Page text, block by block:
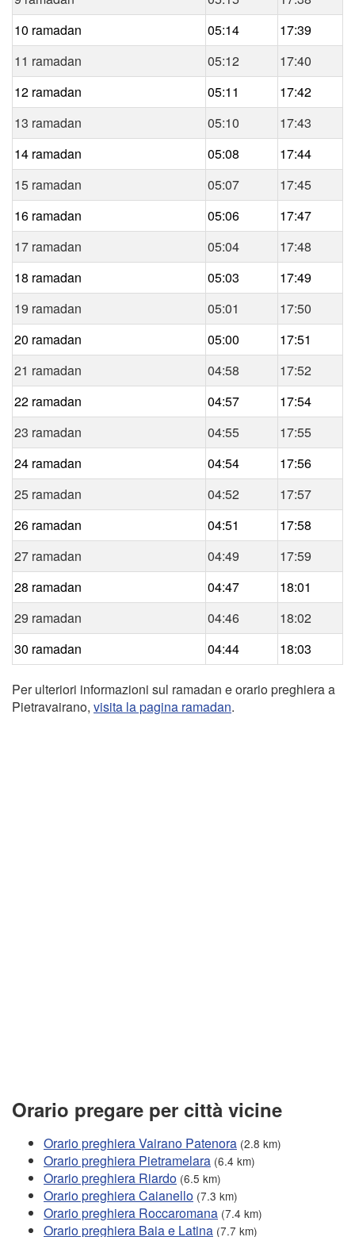
10 ramadan
05:14
17:39
11 ramadan
05:12
17:40
12 ramadan
05:11
17:42
13 ramadan
05:10
17:43
14 ramadan
05:08
17:44
15 ramadan
05:07
17:45
16 ramadan
05:06
17:47
17 ramadan
05:04
17:48
18 ramadan
05:03
17:49
19 ramadan
05:01
17:50
20 ramadan
05:00
17:51
21 ramadan
04:58
17:52
22 ramadan
04:57
17:54
23 ramadan
04:55
17:55
24 ramadan
04:54
17:56
25 ramadan
04:52
17:57
26 ramadan
04:51
17:58
27 ramadan
04:49
17:59
28 ramadan
04:47
18:01
29 ramadan
04:46
18:02
30 ramadan
04:44 18:03
Per ulteriori informazioni sul ramadan e orario preghiera a
Pietravairano, visita la pagina ramadan.
Orario pregare per città vicine
Orario preghiera Vairano Patenora (2.8 km)
Orario preghiera Pietramelara (6.4 km)
Orario preghiera Riardo (6.5 km)
Orario preghiera Caianello (7.3 km)
Orario preghiera Roccaromana (7.4 km)
Orario preghiera Baia e Latina (7.7 km)